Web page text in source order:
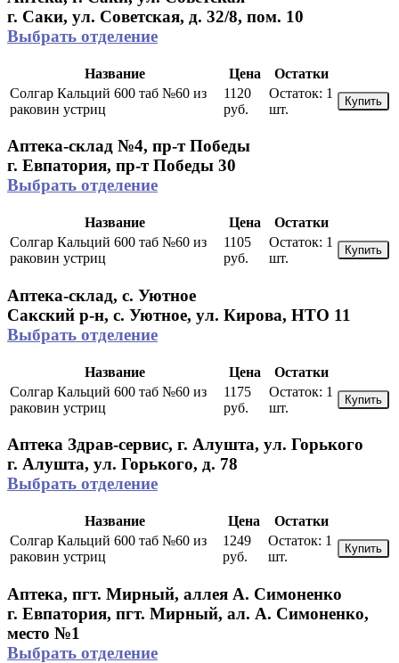
г. Саки, ул. Советская, д. 32/8, пом. 10
Выбрать отделение
Название Цена
Остатки
Солгар Кальций 600 таб №60 из
раковин устриц
1120
руб.
Остаток: 1
шт.
Купить
Аптека-склад №4, пр-т Победы
г. Евпатория, пр-т Победы 30
Выбрать отделение
Название Цена
Остатки
Солгар Кальций 600 таб №60 из
раковин устриц
1105
руб.
Остаток: 1
шт.
Купить
Аптека-склад, с. Уютное
Сакский р-н, с. Уютное, ул. Кирова, НТО 11
Выбрать отделение
Название Цена
Остатки
Солгар Кальций 600 таб №60 из
раковин устриц
1175
руб.
Остаток: 1
шт.
Купить
Аптека Здрав-сервис, г. Алушта, ул. Горького
г. Алушта, ул. Горького, д. 78
Выбрать отделение
Название Цена
Остатки
Солгар Кальций 600 таб №60 из
раковин устриц
1249
руб.
Остаток: 1
шт.
Купить
Аптека, пгт. Мирный, аллея А. Симоненко
г. Евпатория, пгт. Мирный, ал. А. Симоненко,
место №1
Выбрать отделение